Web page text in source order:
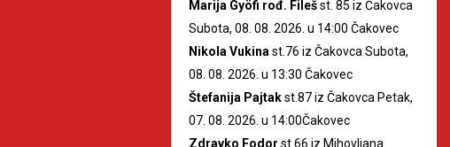
Marija Gyöfi rođ. Filešst. 85 iz Čakovca
Subota, 08. 08. 2026. u 14:00 Čakovec
Nikola Vukina st.76 iz Čakovca Subota,
08. 08. 2026. u 13:30 Čakovec
Štefanija Pajtakst.87 iz Čakovca Petak,
07. 08. 2026. u 14:00Čakovec
Zdravko Fodor st.66 iz Mihovljana